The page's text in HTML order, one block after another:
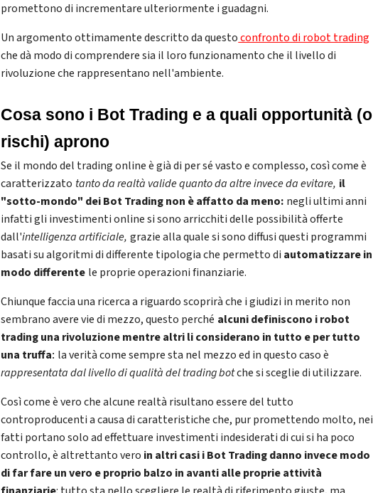
promettono di incrementare ulteriormente i guadagni.
Un argomento ottimamente descritto da questoconfronto di robot trading
che dà modo di comprendere sia il loro funzionamento che il livello di
rivoluzione che rappresentano nell'ambiente.
Cosa sono i Bot Trading e a quali opportunità (o
rischi) aprono
Se il mondo del trading online è già di per sé vasto e complesso, così come è
caratterizzato tanto da realtà valide quanto da altre invece da evitare, il
"sotto-mondo" dei Bot Trading non è affatto da meno: negli ultimi anni
infatti gli investimenti online si sono arricchiti delle possibilità offerte
dall'intelligenza artificiale, grazie alla quale si sono diffusi questi programmi
basati su algoritmi di differente tipologia che permetto di automatizzare in
modo differente le proprie operazioni finanziarie.
Chiunque faccia una ricerca a riguardo scoprirà che i giudizi in merito non
sembrano avere vie di mezzo, questo perché alcuni definiscono i robot
trading una rivoluzione mentre altri li considerano in tutto e per tutto
una truffa: la verità come sempre sta nel mezzo ed in questo caso è
rappresentata dal livello di qualità del trading botche si sceglie di utilizzare.
Così come è vero che alcune realtà risultano essere del tutto
controproducenti a causa di caratteristiche che, pur promettendo molto, nei
fatti portano solo ad effettuare investimenti indesiderati di cui si ha poco
controllo, è altrettanto vero in altri casi i Bot Trading danno invece modo
di far fare un vero e proprio balzo in avanti alle proprie attività